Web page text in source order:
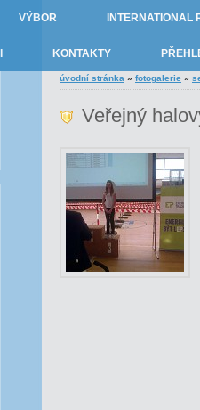
VÝBOR INTERNATIONAL
KONTAKTY
úvodní stránka » fotogalerie »
Veřejný